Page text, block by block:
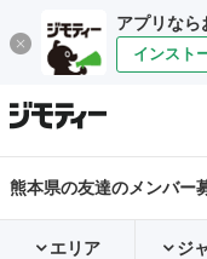
アプリなら
インスト
熊本県の友達のメンバー
エリア ジ